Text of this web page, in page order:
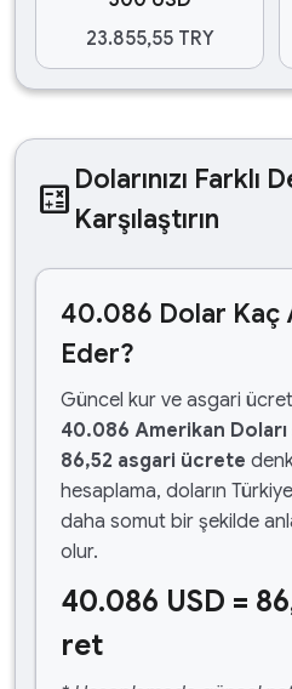
23.855,55 TRY
calculate Dolarınızı Farklı
Karşılaştırın
40.086 Dolar Kaç
Eder?
Güncel kur ve asgari
40.086 Amerikan Doları
86,52 asgari ücrete
hesaplama, doların
daha somut bir şekilde
olur.
40.086 USD =
ret